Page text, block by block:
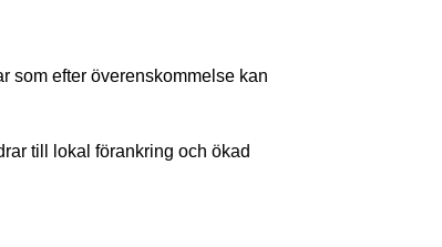
som efter överenskommelse kan
till lokal förankring och ökad